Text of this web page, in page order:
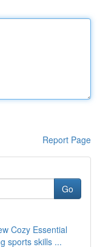
Report Page
Go
Cozy Essential
sports skills ...